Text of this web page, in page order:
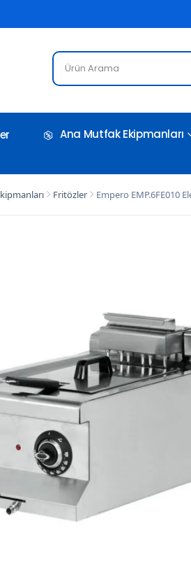
Ana Mutfak Ekipmanları
Fritözler Empero EMP.6FE010